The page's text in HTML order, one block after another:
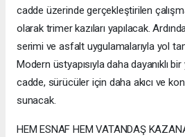
cadde üzerinde gerçekleştirilen
olarak trimer kazıları yapılacak.
serimi ve asfalt uygulamalarıyla yol
Modern üstyapısıyla daha dayanıklı
cadde, sürücüler için daha akıcı ve
sunacak.
HEM ESNAF HEM VATANDAŞ